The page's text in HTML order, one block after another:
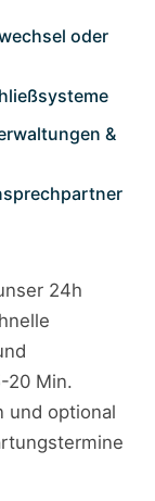
oder
&
24h
20 Min.
und optional